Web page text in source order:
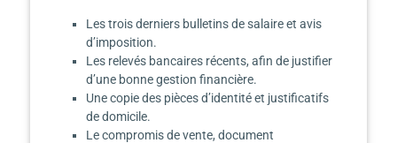
Les trois derniers bulletins de salaire et avis
d’imposition.
Les relevés bancaires récents, afin de justifier
d’une bonne gestion financière.
Une copie des pièces d’identité et justificatifs
de domicile.
Le compromis de vente, document